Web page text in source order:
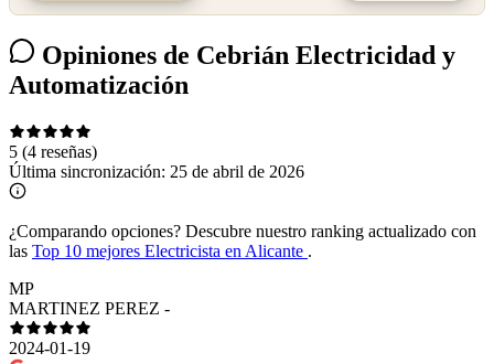
Opiniones de Cebrián Electricidad y
Automatización
5 (4 reseñas)
Última sincronización: 25 de abril de 2026
¿Comparando opciones? Descubre nuestro ranking actualizado con
las Top 10 mejores Electricista en Alicante .
MP
MARTINEZ PEREZ -
2024-01-19